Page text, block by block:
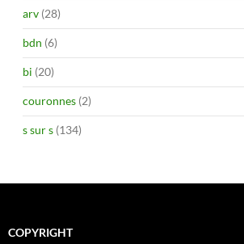
arv (28)
bdn (6)
bi (20)
couronnes (2)
s sur s (134)
COPYRIGHT